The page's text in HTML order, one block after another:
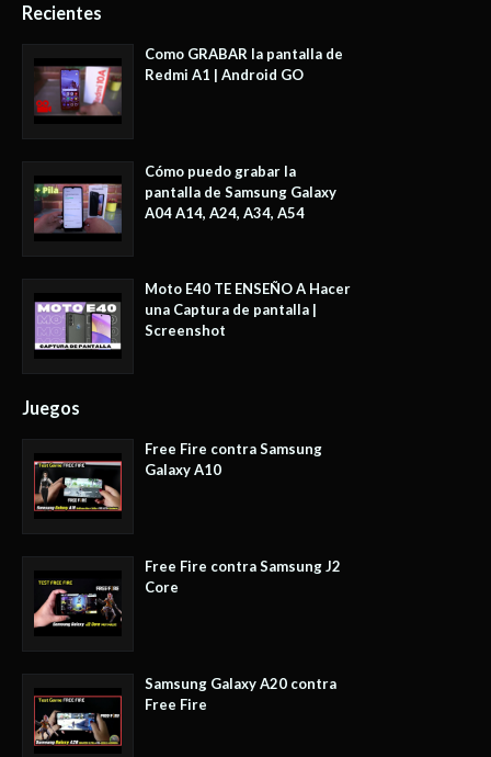
Recientes
Como GRABAR la pantalla de
Redmi A1 | Android GO
Cómo puedo grabar la
pantalla de Samsung Galaxy
A04 A14, A24, A34, A54
Moto E40 TE ENSEÑO A Hacer
una Captura de pantalla |
Screenshot
Juegos
Free Fire contra Samsung
Galaxy A10
Free Fire contra Samsung J2
Core
Samsung Galaxy A20 contra
Free Fire